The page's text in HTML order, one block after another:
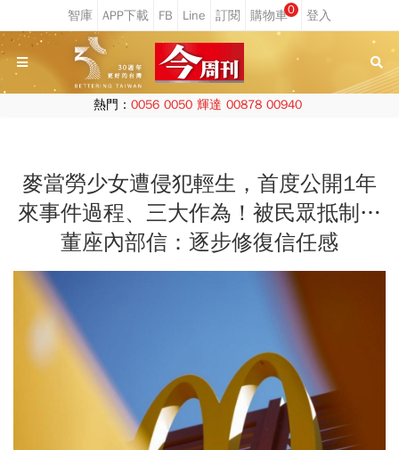
0
熱門： 0056 0050 輝達 00878 00940
麥當勞少女遭侵犯輕生，首度公開1年
來事件過程、三大作為！被民眾抵制…
董座內部信：逐步修復信任感